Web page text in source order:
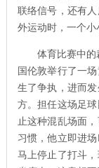
联络信号，还有
外运动时，一个小
体育比赛中的
国伦敦举行了一
生了争执，进而
方。担任这场足
止这种混乱场面
习惯，他立即进
马上停止了打斗